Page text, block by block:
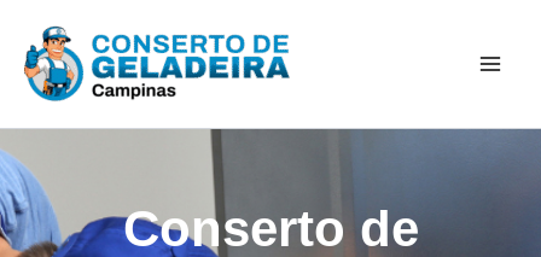
para
Conserto de